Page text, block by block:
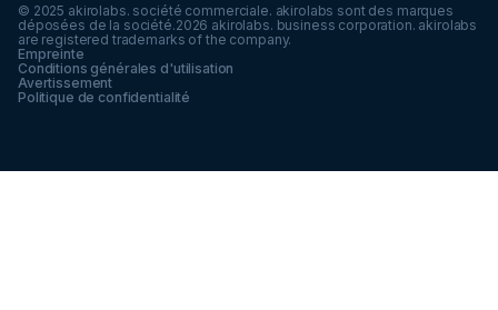
© 2025 akirolabs. société commerciale. akirolabs sont des marques
déposées de la société.2026 akirolabs. business corporation. akirolabs
are registered trademarks of the company.
Empreinte
Conditions générales d'utilisation
Avertissement
Politique de confidentialité